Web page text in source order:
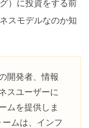
ドッグ）は今
ータドッグ）
の売上高成長
）に投資をする前
スモデルなのか知
開発者、情報
スユーザーに
ムを提供しま
ムは、インフ